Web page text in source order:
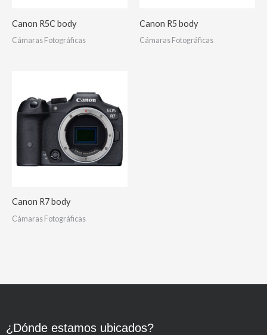
Canon R5C body
Cámaras Fotográficas
Canon R5 body
Cámaras Fotográficas
Canon R7 body
Cámaras Fotográficas
¿Dónde estamos ubicados?